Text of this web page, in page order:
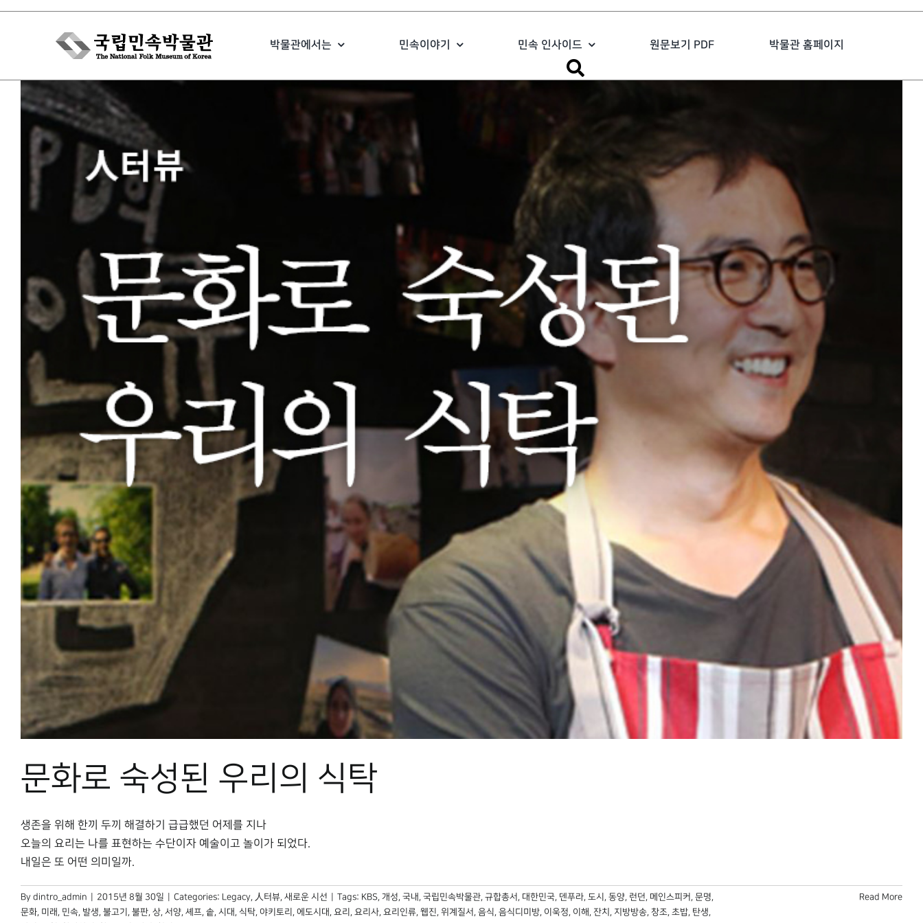
Skip
박물관에서는 민속이야기 민속 인사이드 원문보기 PDF 박물관 홈페이지
문화로 숙성된 우리의 식탁
생존을 위해 한끼 두끼 해결하기 급급했던 어제를 지나
오늘의 요리는 나를 표현하는 수단이자 예술이고 놀이가 되었다.
내일은 또 어떤 의미일까.
By dintro_admin 2015년 8월 30일 Categories: Legacy, 人터뷰, 새로운 시선 Tags: KBS, 개성, 국내 , 국립민속박물관, 규합총서 , 대한민국, 덴푸라, 도시 , 동양, 런던, 메인스피커 , 문명,
문화, 미래 , 민속, 발생, 불고기 , 불판, 상, 서양, 셰프, 솥, 시대 , 식탁, 야키토리 , 에도시대 , 요리 , 요리사, 요리인류, 웹진, 위계질서 , 음식, 음식디미방, 이욱정, 이해 , 잔치 , 지방방송, 창조, 초밥, 탄생,
Read More